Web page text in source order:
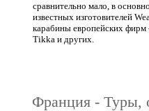
сравнительно мало, в
известных изготовителей
карабины европейских
Tikka и других.
Франция - Туры,